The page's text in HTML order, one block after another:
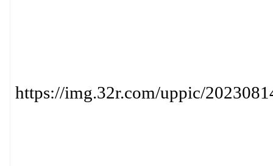
https://img.32r.com/uppic/